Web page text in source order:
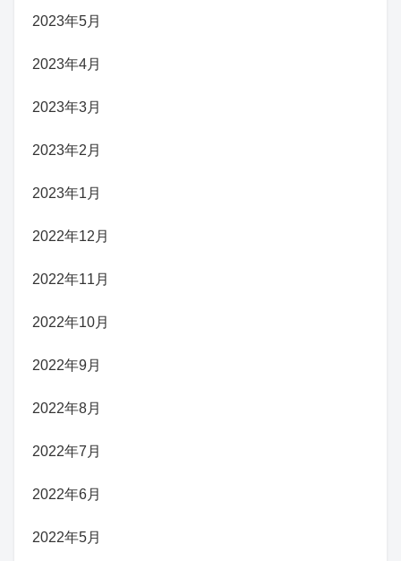
2023年5月
2023年4月
2023年3月
2023年2月
2023年1月
2022年12月
2022年11月
2022年10月
2022年9月
2022年8月
2022年7月
2022年6月
2022年5月